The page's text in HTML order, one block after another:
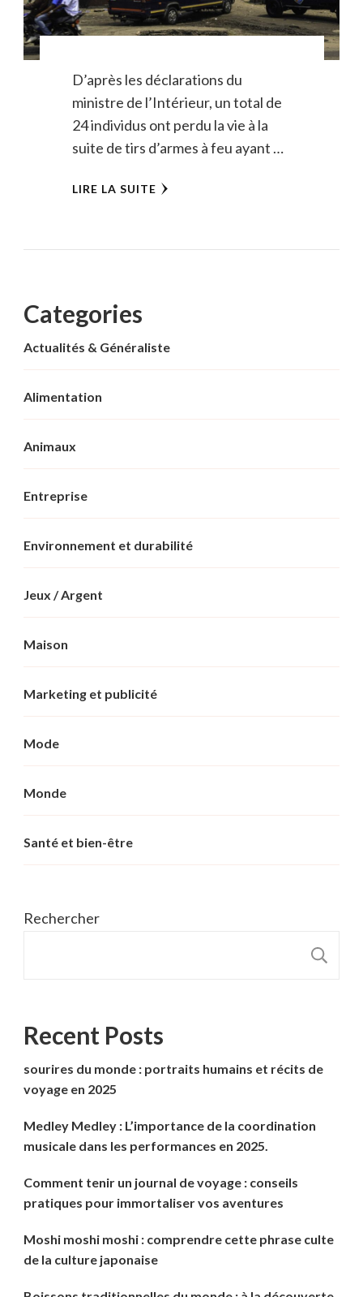
D’après les déclarations du
ministre de l’Intérieur, un total de
24 individus ont perdu la vie à la
suite de tirs d’armes à feu ayant …
LIRE LA SUITE
Categories
Actualités & Généraliste
Alimentation
Animaux
Entreprise
Environnement et durabilité
Jeux / Argent
Maison
Marketing et publicité
Mode
Monde
Santé et bien-être
Rechercher
Recent Posts
sourires du monde : portraits humains et récits de
voyage en 2025
Medley Medley : L’importance de la coordination
musicale dans les performances en 2025.
Comment tenir un journal de voyage : conseils
pratiques pour immortaliser vos aventures
Moshi moshi moshi : comprendre cette phrase culte
de la culture japonaise